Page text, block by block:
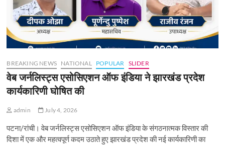
BREAKING NEWS NATIONAL POPULAR SLIDER
वेब जर्नलिस्ट्स एसोसिएशन ऑफ इंडिया ने झारखंड प्रदेश
कार्यकारिणी घोषित की
admin July 4, 2026
पटना/रांची। वेब जर्नलिस्ट्स एसोसिएशन ऑफ इंडिया के संगठनात्मक विस्तार की
दिशा में एक और महत्वपूर्ण कदम उठाते हुए झारखंड प्रदेश की नई कार्यकारिणी का